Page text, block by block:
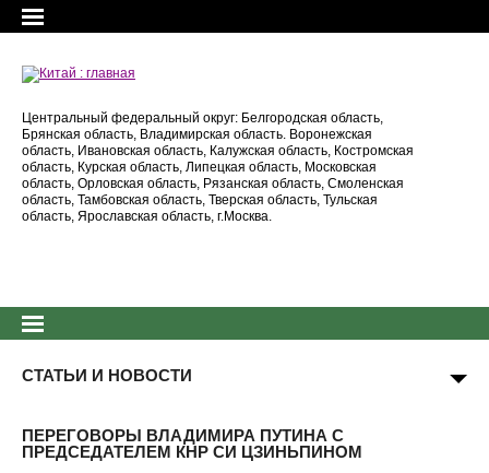
Центральный федеральный округ: Белгородская область,
Брянская область, Владимирская область. Воронежская
область, Ивановская область, Калужская область, Костромская
область, Курская область, Липецкая область, Московская
область, Орловская область, Рязанская область, Смоленская
область, Тамбовская область, Тверская область, Тульская
область, Ярославская область, г.Москва.
СТАТЬИ И НОВОСТИ
ПЕРЕГОВОРЫ ВЛАДИМИРА ПУТИНА С
ПРЕДСЕДАТЕЛЕМ КНР СИ ЦЗИНЬПИНОМ